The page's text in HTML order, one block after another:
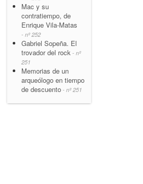
Mac y su
contratiempo, de
Enrique Vila-Matas
- nº 252
Gabriel Sopeña. El
trovador del rock - nº
251
Memorias de un
arqueólogo en tiempo
de descuento - nº 251